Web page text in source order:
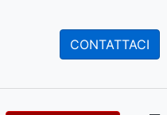
CONTATTACI